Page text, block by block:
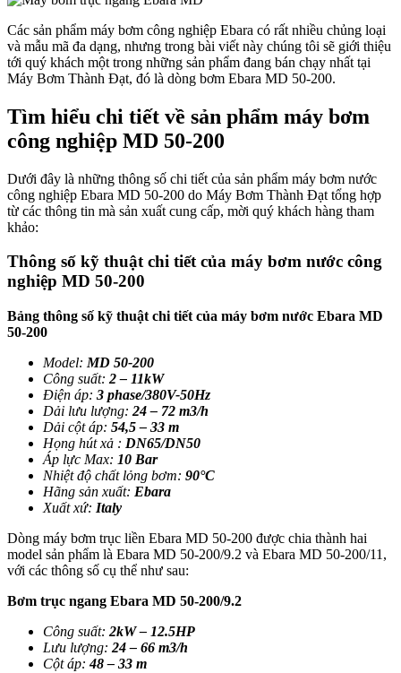
Các sản phẩm máy bơm công nghiệp Ebara có rất nhiều chủng loại
và mẫu mã đa dạng, nhưng trong bài viết này chúng tôi sẽ giới thiệu
tới quý khách một trong những sản phẩm đang bán chạy nhất tại
Máy Bơm Thành Đạt, đó là dòng bơm Ebara MD 50-200.
Tìm hiểu chi tiết về sản phẩm máy bơm
công nghiệp MD 50-200
Dưới đây là những thông số chi tiết của sản phẩm máy bơm nước
công nghiệp Ebara MD 50-200 do Máy Bơm Thành Đạt tổng hợp
từ các thông tin mà sản xuất cung cấp, mời quý khách hàng tham
khảo:
Thông số kỹ thuật chi tiết của máy bơm nước công
nghiệp MD 50-200
Bảng thông số kỹ thuật chi tiết của máy bơm nước Ebara MD
50-200
Model: MD 50-200
Công suất: 2 – 11kW
Điện áp: 3 phase/380V-50Hz
Dải lưu lượng: 24 – 72 m3/h
Dải cột áp: 54,5 – 33 m
Họng hút xả : DN65/DN50
Áp lực Max: 10 Bar
Nhiệt độ chất lỏng bơm: 90°C
Hãng sản xuất: Ebara
Xuất xứ: Italy
Dòng máy bơm trục liền Ebara MD 50-200 được chia thành hai
model sản phẩm là Ebara MD 50-200/9.2 và Ebara MD 50-200/11,
với các thông số cụ thể như sau:
Bơm trục ngang Ebara MD 50-200/9.2
Công suất: 2kW – 12.5HP
Lưu lượng: 24 – 66 m3/h
Cột áp:48 – 33 m